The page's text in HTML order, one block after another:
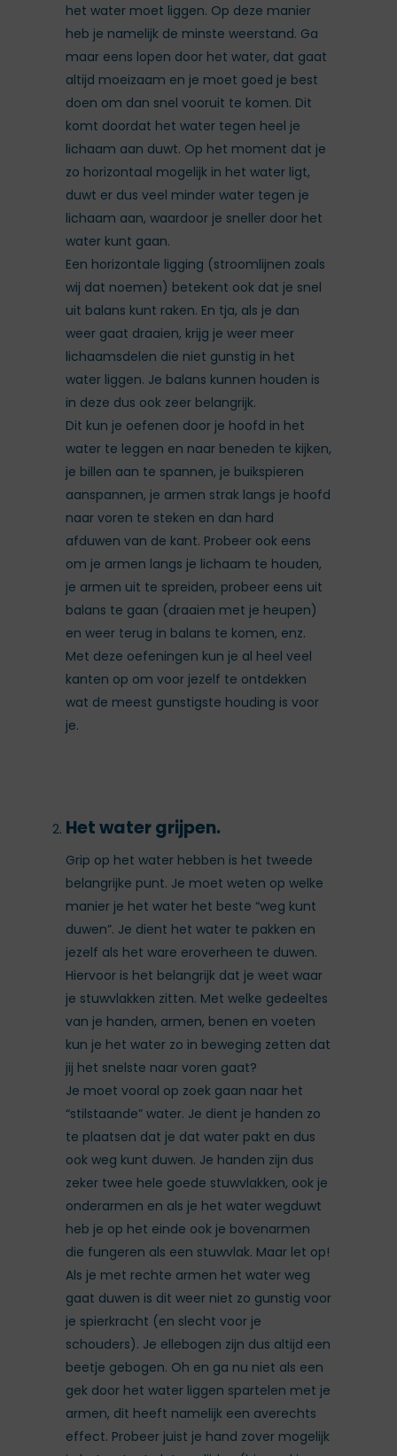
het water moet liggen. Op deze manier
heb je namelijk de minste weerstand. Ga
maar eens lopen door het water, dat gaat
altijd moeizaam en je moet goed je best
doen om dan snel vooruit te komen. Dit
komt doordat het water tegen heel je
lichaam aan duwt. Op het moment dat je
zo horizontaal mogelijk in het water ligt,
duwt er dus veel minder water tegen je
lichaam aan, waardoor je sneller door het
water kunt gaan.
Een horizontale ligging (stroomlijnen zoals
wij dat noemen) betekent ook dat je snel
uit balans kunt raken. En tja, als je dan
weer gaat draaien, krijg je weer meer
lichaamsdelen die niet gunstig in het
water liggen. Je balans kunnen houden is
in deze dus ook zeer belangrijk.
Dit kun je oefenen door je hoofd in het
water te leggen en naar beneden te kijken,
je billen aan te spannen, je buikspieren
aanspannen, je armen strak langs je hoofd
naar voren te steken en dan hard
afduwen van de kant. Probeer ook eens
om je armen langs je lichaam te houden,
je armen uit te spreiden, probeer eens uit
balans te gaan (draaien met je heupen)
en weer terug in balans te komen, enz.
Met deze oefeningen kun je al heel veel
kanten op om voor jezelf te ontdekken
wat de meest gunstigste houding is voor
je.
Het water grijpen.
Grip op het water hebben is het tweede
belangrijke punt. Je moet weten op welke
manier je het water het beste “weg kunt
duwen”. Je dient het water te pakken en
jezelf als het ware eroverheen te duwen.
Hiervoor is het belangrijk dat je weet waar
je stuwvlakken zitten. Met welke gedeeltes
van je handen, armen, benen en voeten
kun je het water zo in beweging zetten dat
jij het snelste naar voren gaat?
Je moet vooral op zoek gaan naar het
“stilstaande” water. Je dient je handen zo
te plaatsen dat je dat water pakt en dus
ook weg kunt duwen. Je handen zijn dus
zeker twee hele goede stuwvlakken, ook je
onderarmen en als je het water wegduwt
heb je op het einde ook je bovenarmen
die fungeren als een stuwvlak. Maar let op!
Als je met rechte armen het water weg
gaat duwen is dit weer niet zo gunstig voor
je spierkracht (en slecht voor je
schouders). Je ellebogen zijn dus altijd een
beetje gebogen. Oh en ga nu niet als een
gek door het water liggen spartelen met je
armen, dit heeft namelijk een averechts
effect. Probeer juist je hand zover mogelijk